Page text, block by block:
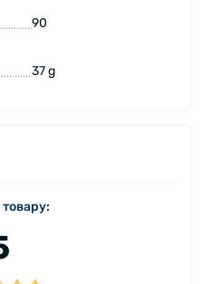
90
37 g